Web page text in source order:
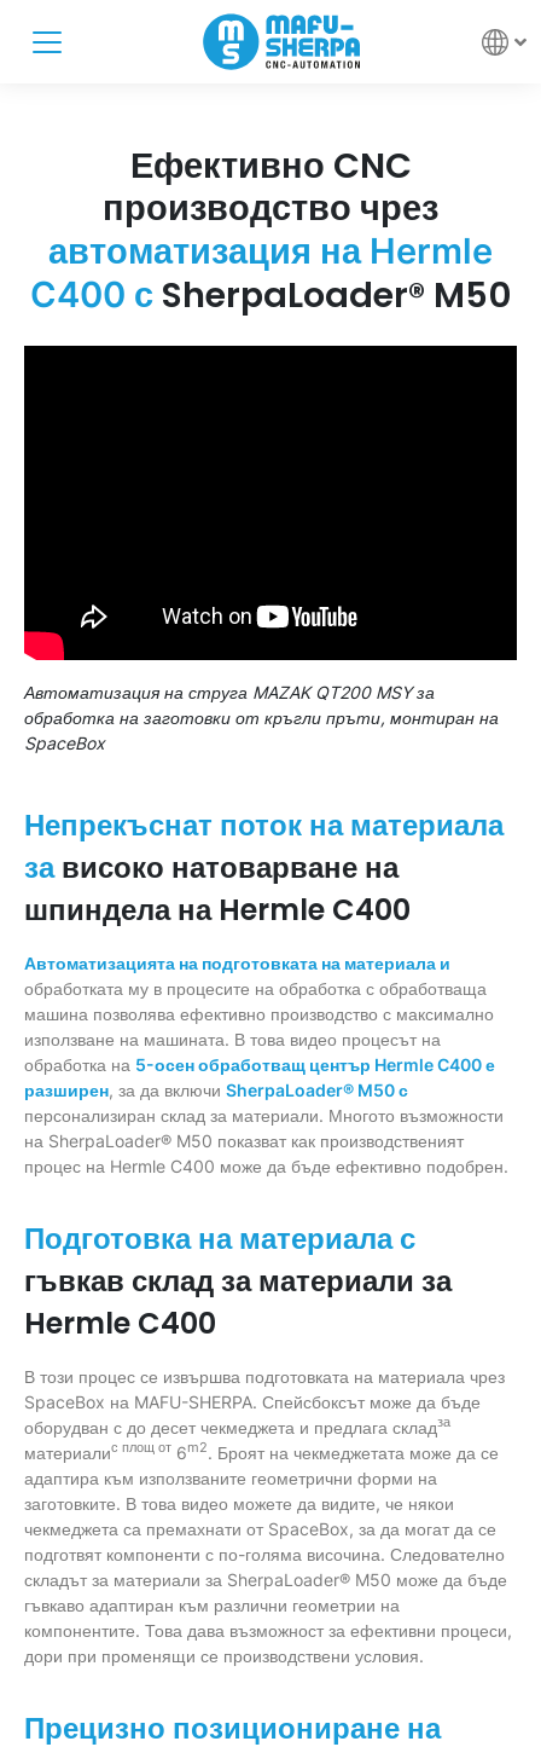
Ефективно CNC
производство чрез
автоматизация на Hermle
C400 сSherpaLoader® M50
Автоматизация на струга MAZAK QT200 MSY за
обработка на заготовки от кръгли пръти, монтиран на
SpaceBox
Непрекъснат поток на материала
зависоко натоварване на
шпиндела на Hermle C400
Автоматизацията на подготовката на материала и
обработката му в процесите на обработка с обработваща
машина позволява ефективно производство с максимално
използване на машината. В това видео процесът на
обработка на 5-осен обработващ център Hermle C400 е
разширен, за да включи SherpaLoader® M50 с
персонализиран склад за материали. Многото възможности
на SherpaLoader® M50 показват как производственият
процес на Hermle C400 може да бъде ефективно подобрен.
Подготовка на материала с
гъвкав склад за материали за
Hermle C400
В този процес се извършва подготовката на материала чрез
SpaceBox на MAFU-SHERPA. Спейсбоксът може да бъде
оборудван с до десет чекмеджета и предлага складза
материалис площ от 6m2. Броят на чекмеджетата може да се
адаптира към използваните геометрични форми на
заготовките. В това видео можете да видите, че някои
чекмеджета са премахнати от SpaceBox, за да могат да се
подготвят компоненти с по-голяма височина. Следователно
складът за материали за SherpaLoader® M50 може да бъде
гъвкаво адаптиран към различни геометрии на
компонентите. Това дава възможност за ефективни процеси,
дори при променящи се производствени условия.
Прецизно позициониране на